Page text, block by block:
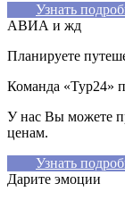
Узнать
АВИА и жд
Планируете
Команда «Тур24»
У нас Вы можете
ценам.
Узнать
Дарите эмоции